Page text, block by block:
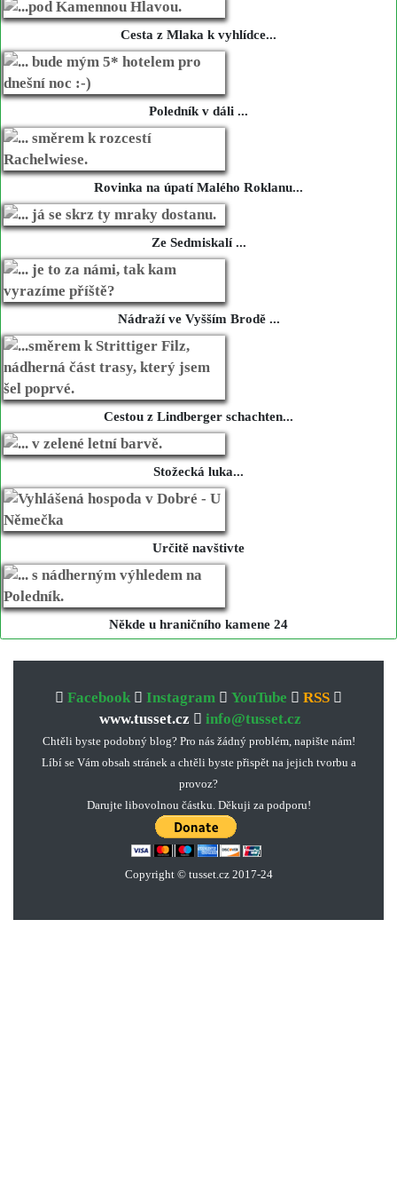
Cesta z Mlaka k vyhlídce...
Poledník v dáli ...
Rovinka na úpatí Malého Roklanu...
Ze Sedmiskalí ...
Nádraží ve Vyšším Brodě ...
Cestou z Lindberger schachten...
Stožecká luka...
Určitě navštivte
Někde u hraničního kamene 24
Facebook Instagram YouTube
RSS
www.tusset.cz
info@tusset.cz
Chtěli byste podobný blog? Pro nás žádný problém, napište nám!
Líbí se Vám obsah stránek a chtěli byste přispět na jejich tvorbu a
provoz?
Darujte libovolnou částku. Děkuji za podporu!
Copyright © tusset. cz 2017-24